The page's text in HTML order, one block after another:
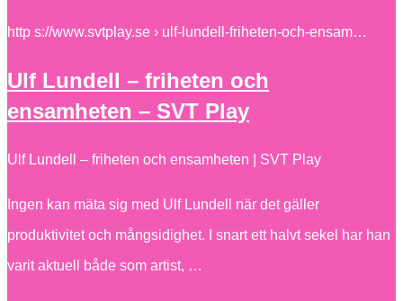
http s://www.svtplay.se › ulf-lundell-friheten-och-ensam…
Ulf Lundell – friheten och
ensamheten – SVT Play
Ulf Lundell – friheten och ensamheten | SVT Play
Ingen kan mäta sig med Ulf Lundell när det gäller
produktivitet och mångsidighet. I snart ett halvt sekel har han
varit aktuell både som artist, …